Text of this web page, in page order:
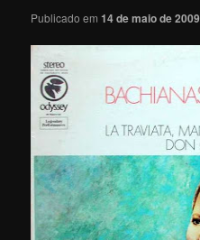
Publicado em14 de maio de 2009